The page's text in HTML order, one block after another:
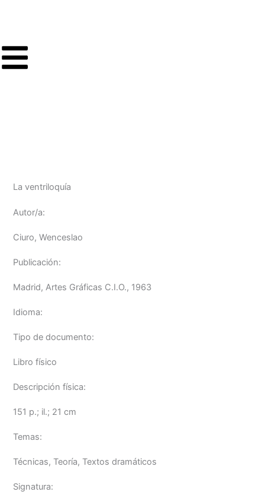
La ventriloquía
Autor/a:
Ciuro, Wenceslao
Publicación:
Madrid, Artes Gráficas C.I.O., 1963
Idioma:
Tipo de documento:
Libro físico
Descripción física:
151 p.; il.; 21 cm
Temas:
Técnicas, Teoría, Textos dramáticos
Signatura: